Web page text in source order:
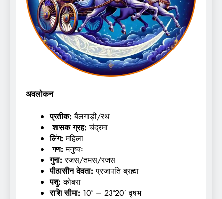
अवलोकन
प्रतीक: बैलगाड़ी/रथ
शासक ग्रह: चंद्रमा
लिंग:महिला
गण: मनुष्यः
गुना:रजस/तमस/रजस
पीठासीन देवता: प्रजापति ब्रह्मा
पशु: कोबरा
राशि सीमा: 10° – 23°20′ वृषभ